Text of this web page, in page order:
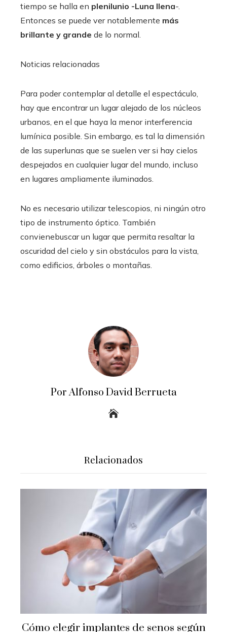
tiempo se halla en plenilunio -Luna llena-.
Entonces se puede ver notablemente más
brillante y grande de lo normal.
Noticias relacionadas
Para poder contemplar al detalle el espectáculo,
hay que encontrar un lugar alejado de los núcleos
urbanos, en el que haya la menor interferencia
lumínica posible. Sin embargo, es tal la dimensión
de las superlunas que se suelen ver si hay cielos
despejados en cualquier lugar del mundo, incluso
en lugares ampliamente iluminados.
No es necesario utilizar telescopios, ni ningún otro
tipo de instrumento óptico. También
convienebuscar un lugar que permita resaltar la
oscuridad del cielo y sin obstáculos para la vista,
como edificios, árboles o montañas.
Por Alfonso David Berrueta
Relacionados
Cómo elegir implantes de senos según